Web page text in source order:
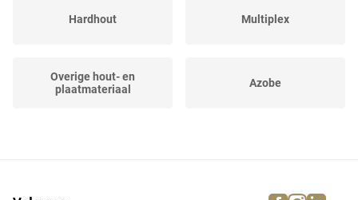
Hardhout Multiplex
Overige hout- en
plaatmateriaal
Azobe